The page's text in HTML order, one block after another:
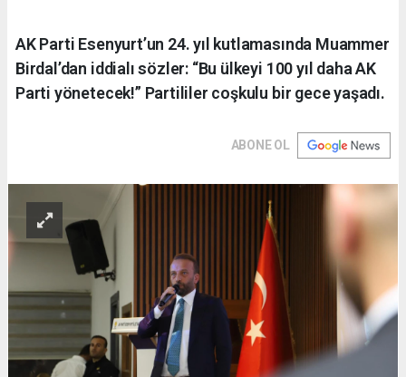
AK Parti Esenyurt’un 24. yıl kutlamasında Muammer
Birdal’dan iddialı sözler: “Bu ülkeyi 100 yıl daha AK
Parti yönetecek!” Partililer coşkulu bir gece yaşadı.
ABONE OL